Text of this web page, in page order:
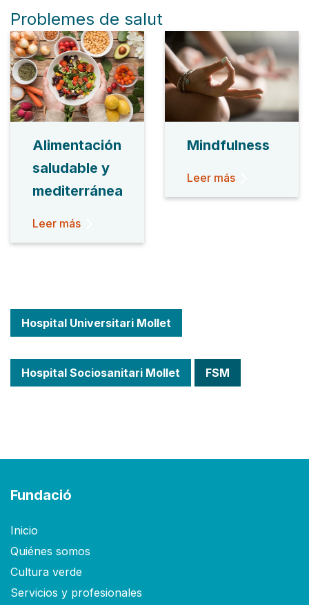
Problemes de salut
Alimentación
saludable y
mediterránea
Leer más
Mindfulness
Leer más
Hospital Universitari Mollet
Hospital Sociosanitari Mollet FSM
Fundació
Inicio
Quiénes somos
Cultura verde
Servicios y profesionales